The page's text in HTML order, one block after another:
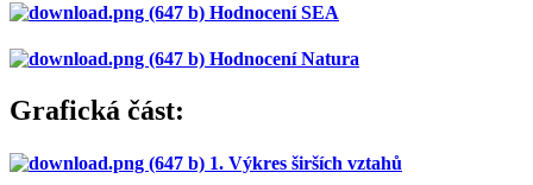
Hodnocení SEA
Hodnocení Natura
Grafická část:
1. Výkres širších vztahů